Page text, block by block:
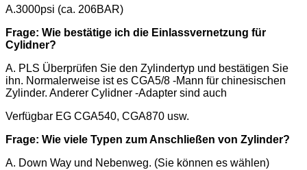
A.3000psi (ca. 206BAR)
Frage: Wie bestätige ich die Einlassvernetzung für
Cylidner?
A. PLS Überprüfen Sie den Zylindertyp und bestätigen Sie
ihn. Normalerweise ist es CGA5/8 -Mann für chinesischen
Zylinder. Anderer Cylidner -Adapter sind auch
Verfügbar EG CGA540, CGA870 usw.
Frage: Wie viele Typen zum Anschließen von Zylinder?
A. Down Way und Nebenweg. (Sie können es wählen)